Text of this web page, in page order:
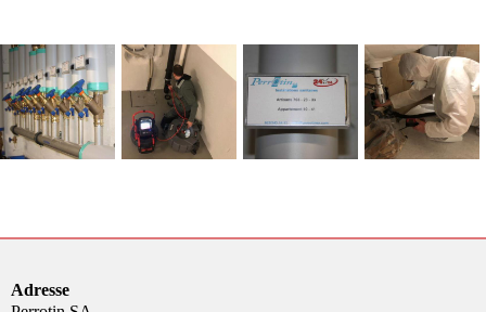
Adresse